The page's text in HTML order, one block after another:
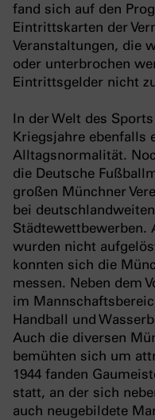
fand sich auf den
Eintrittskarten der
Veranstaltungen, die
oder unterbrochen
Eintrittsgelder nicht
In der Welt des
Kriegsjahre ebenfalls
Alltagsnormalität.
die Deutsche
großen Münchner
bei
Städtewettbewerben.
wurden nicht
konnten sich die
messen. Neben dem
im
Handball und
Auch die diversen
bemühten sich um
1944 fanden
statt, an der sich
auch neugebildete